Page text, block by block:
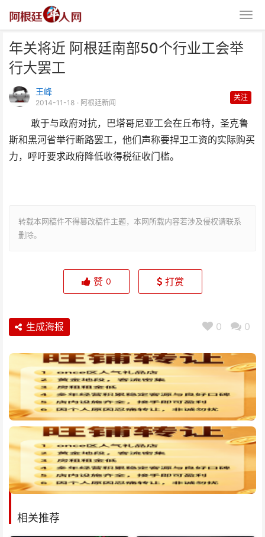
年关将近 阿根廷南部50个行业工会举
行大罢工
王峰
2014-11-18 · 阿根廷新闻
关注
敢于与政府对抗，巴塔哥尼亚工会在丘布特，圣克鲁
斯和黑河省举行断路罢工，他们声称要捍卫工资的实际购买
力，呼吁要求政府降低收得税征收门槛。
转载本网稿件不得篡改稿件主题，本网所载内容若涉及侵权请联系
删除。
年关将近 阿根廷南部50个行业工
会举行大罢工
赞 0 打赏
0 0
生成海报
相关推荐